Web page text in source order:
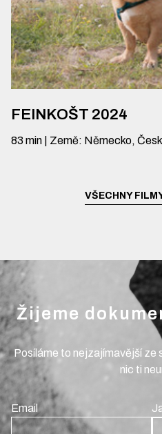
FEINKOŠT 2024
83 min Země: Německo,
VŠECHNY
Žijeme
Posíláme to nejzajímavější ze
nic ti
Email